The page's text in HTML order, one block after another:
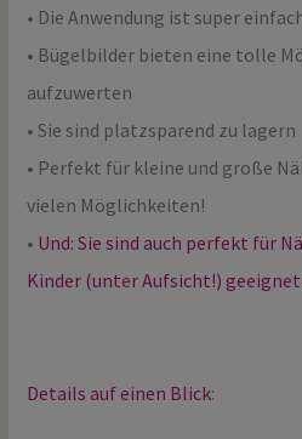
• Die Anwendung ist super
• Bügelbilder bieten eine tolle
aufzuwerten
• Sie sind platzsparend zu lagern
• Perfekt für kleine und große
vielen Möglichkeiten!
• Und: Sie sind auch perfekt für
Kinder (unter Aufsicht!)
Details auf einen Blick: